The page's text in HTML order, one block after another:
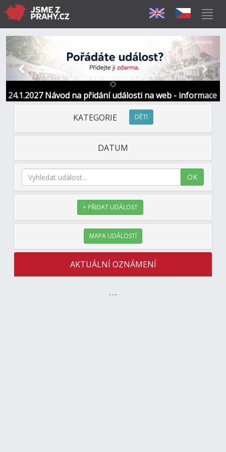
24.1.2027 Návod na přidání události na web - informace
a kontakt
Předchozí Další
Sponzorováno
KATEGORIE DĚTI
DATUM
OK
+ PŘIDAT UDÁLOST
MAPA UDÁLOSTÍ
AKTUÁLNÍ OZNÁMENÍ
---